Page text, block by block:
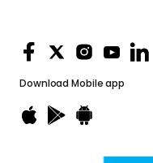
Download Mobile app